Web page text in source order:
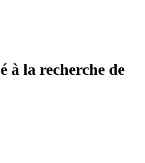
à la recherche de